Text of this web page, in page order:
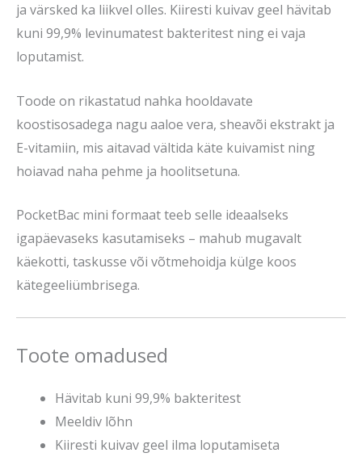
ja värsked ka liikvel olles. Kiiresti kuivav geel hävitab
kuni 99,9% levinumatest bakteritest ning ei vaja
loputamist.
Toode on rikastatud nahka hooldavate
koostisosadega nagu aaloe vera, sheavõi ekstrakt ja
E-vitamiin, mis aitavad vältida käte kuivamist ning
hoiavad naha pehme ja hoolitsetuna.
PocketBac mini formaat teeb selle ideaalseks
igapäevaseks kasutamiseks – mahub mugavalt
käekotti, taskusse või võtmehoidja külge koos
kätegeeliümbrisega.
Toote omadused
Hävitab kuni 99,9% bakteritest
Meeldiv lõhn
Kiiresti kuivav geel ilma loputamiseta